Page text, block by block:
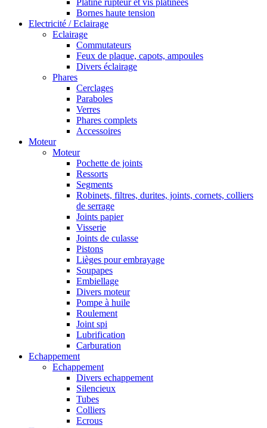
Platine rupteur et vis platinées
Bornes haute tension
Electricité / Eclairage
Eclairage
Commutateurs
Feux de plaque, capots, ampoules
Divers éclairage
Phares
Cerclages
Paraboles
Verres
Phares complets
Accessoires
Moteur
Moteur
Pochette de joints
Ressorts
Segments
Robinets, filtres, durites, joints, cornets, colliers
de serrage
Joints papier
Visserie
Joints de culasse
Pistons
Lièges pour embrayage
Soupapes
Embiellage
Divers moteur
Pompe à huile
Roulement
Joint spi
Lubrification
Carburation
Echappement
Echappement
Divers echappement
Silencieux
Tubes
Colliers
Ecrous